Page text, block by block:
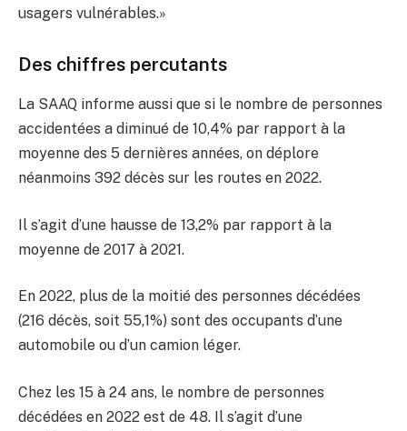
usagers vulnérables.»
Des chiffres percutants
La SAAQ informe aussi que si le nombre de personnes
accidentées a diminué de 10,4% par rapport à la
moyenne des 5 dernières années, on déplore
néanmoins 392 décès sur les routes en 2022.
Il s’agit d’une hausse de 13,2% par rapport à la
moyenne de 2017 à 2021.
En 2022, plus de la moitié des personnes décédées
(216 décès, soit 55,1%) sont des occupants d’une
automobile ou d’un camion léger.
Chez les 15 à 24 ans, le nombre de personnes
décédées en 2022 est de 48. Il s’agit d’une